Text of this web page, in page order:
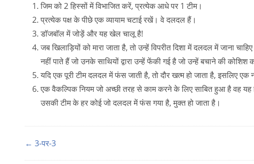
जिम को 2 हिस्सों में विभाजित करें, प्रत्येक आधे पर 1 टीम।
प्रत्येक पक्ष के पीछे एक व्यायाम चटाई रखें। वे दलदल हैं।
डॉजबॉल में जोड़ें और यह खेल चालू है!
जब खिलाड़ियों को मारा जाता है, तो उन्हें विपरीत दिशा में दलदल में
नहीं पाते हैं जो उनके साथियों द्वारा उन्हें फेंकी गई है जो उन्हें बचाने की कोशिश
यदि एक पूरी टीम दलदल में फंस जाती है, तो दौर खत्म हो जाता है, इसलिए
एक वैकल्पिक नियम जो अच्छी तरह से काम करने के लिए साबित हुआ है वह यह
उसकी टीम के हर कोई जो दलदल में फंस गया है, मुक्त हो जाता है।
← 3-पर-3